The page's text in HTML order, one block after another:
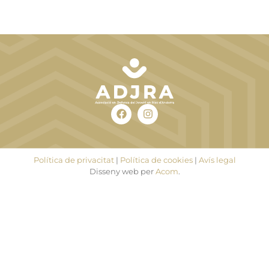
Política de privacitat| Política de cookies| Avís legal
Disseny web perAcom.